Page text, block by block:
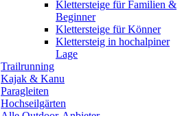
Klettersteige für Familien &
Beginner
Klettersteige für Könner
Klettersteig in hochalpiner
Lage
Trailrunning
Kajak & Kanu
Paragleiten
Hochseilgärten